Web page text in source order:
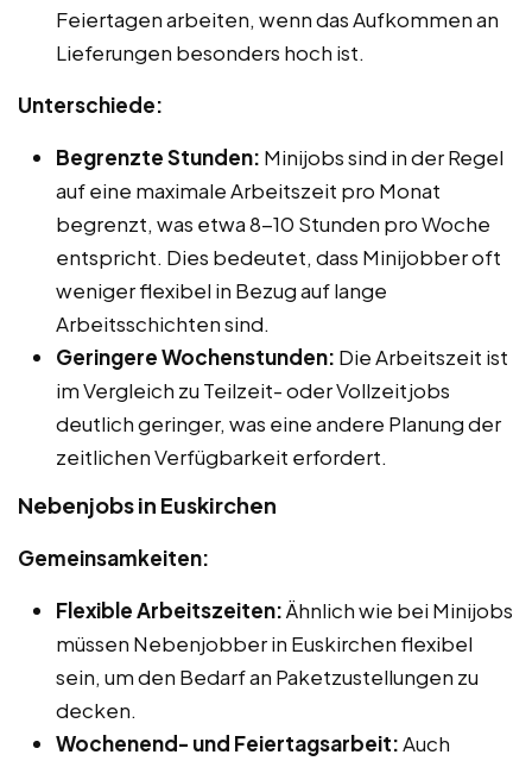
Feiertagen arbeiten, wenn das Aufkommen an
Lieferungen besonders hoch ist.
Unterschiede:
Begrenzte Stunden: Minijobs sind in der Regel
auf eine maximale Arbeitszeit pro Monat
begrenzt, was etwa 8-10 Stunden pro Woche
entspricht. Dies bedeutet, dass Minijobber oft
weniger flexibel in Bezug auf lange
Arbeitsschichten sind.
Geringere Wochenstunden: Die Arbeitszeit ist
im Vergleich zu Teilzeit- oder Vollzeitjobs
deutlich geringer, was eine andere Planung der
zeitlichen Verfügbarkeit erfordert.
Nebenjobs in Euskirchen
Gemeinsamkeiten:
Flexible Arbeitszeiten:Ähnlich wie bei Minijobs
müssen Nebenjobber in Euskirchen flexibel
sein, um den Bedarf an Paketzustellungen zu
decken.
Wochenend- und Feiertagsarbeit:Auch